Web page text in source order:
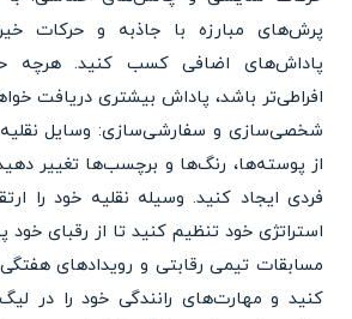
پرش‌های مبارزه با جاذبه و حرکات
پاداش‌های اضافی کسب کنید. هرچه
افراطی‌تر باشد، پاداش بیشتری دریافت
شخصی‌سازی و سفارشی‌سازی: وسایل نقلیه
از پوسته‌ها، رنگ‌ها و برچسب‌ها تغییر
فردی ایجاد کنید. وسیله نقلیه خود را
استراتژی خود تنظیم کنید تا از رقبای خود
مسابقات تیمی رقابتی و رویدادهای
کنید و مهارت‌های رانندگی خود را در